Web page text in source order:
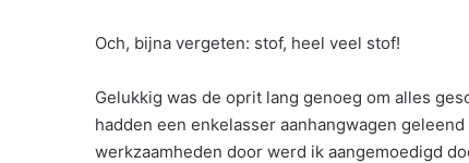
Och, bijna vergeten: stof, heel veel stof!
Gelukkig was de oprit lang genoeg om alles
hadden een enkelasser aanhangwagen
werkzaamheden door werd ik aangemoedigd